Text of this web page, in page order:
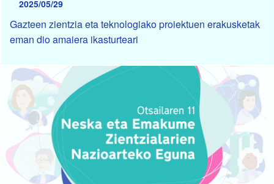
2025/05/29
Gazteen zientzia eta teknologiako proiektuen erakusketak
eman dio amaiera ikasturteari